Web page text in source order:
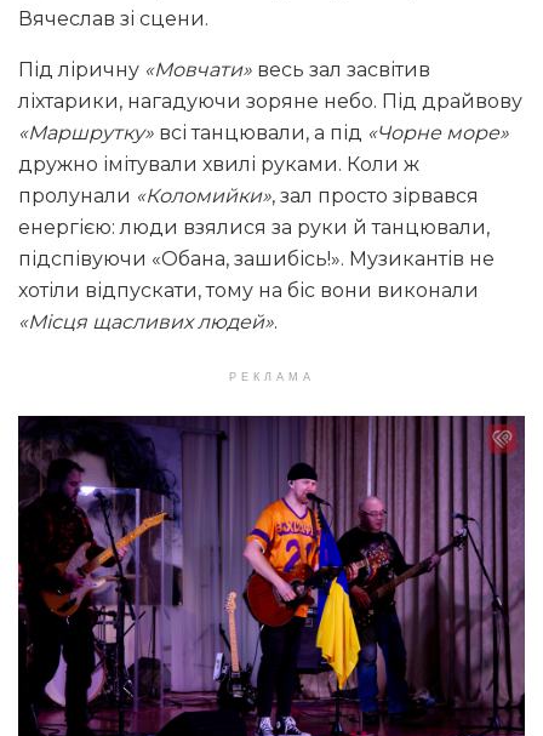
Вячеслав зі сцени.
Під ліричну «Мовчати» весь зал засвітив
ліхтарики, нагадуючи зоряне небо. Під драйвову
«Маршрутку» всі танцювали, а під «Чорне море»
дружно імітували хвилі руками. Коли ж
пролунали «Коломийки», зал просто зірвався
енергією: люди взялися за руки й танцювали,
підспівуючи «Обана, зашибісь!». Музикантів не
хотіли відпускати, тому на біс вони виконали
«Місця щасливих людей».
РЕКЛАМА